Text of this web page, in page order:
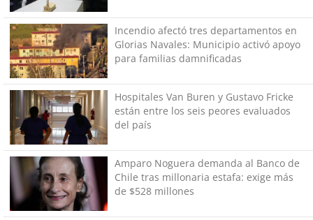
Incendio afectó tres departamentos en
Glorias Navales: Municipio activó apoyo
para familias damnificadas
Hospitales Van Buren y Gustavo Fricke
están entre los seis peores evaluados
del país
Amparo Noguera demanda al Banco de
Chile tras millonaria estafa: exige más
de $528 millones